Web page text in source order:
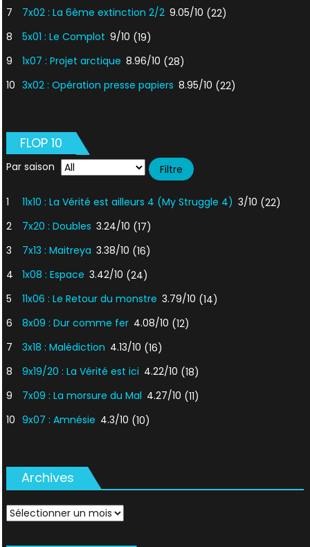
7
7x02 : La 6ème extinction 2/2 9.05/10 (22)
8
5x01 : Le Complot 9/10 (19)
9
1x07 : Projet arctique 8.96/10 (28)
10 3x02 : Opération presse papiers 8.95/10 (22)
FLOP 10
Par saison
1 11x10 : La Vérité est ailleurs 4 (My Struggle 4) 3/10 (22)
2
7x20 : Doubles 3.24/10 (17)
3
7x13 : Maitreya 3.38/10 (16)
4
1x08 : Espace 3.42/10 (24)
5
11x06 : Le Retour du monstre 3.79/10 (14)
6
8x09 : Dur comme fer 4.08/10 (12)
7
3x18 : Malédiction 4.13/10 (16)
8
9x19/20 : La Vérité est ici 4.22/10 (18)
9
7x09 : La morsure du Mal 4.27/10 (11)
10 9x07 : Amnésie 4.3/10 (10)
Archives
Archives